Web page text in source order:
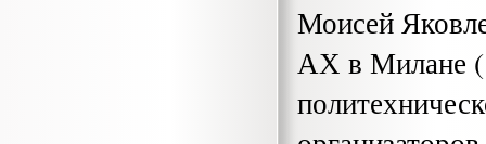
Моисей
АХ в Милане